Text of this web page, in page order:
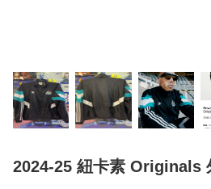
2024-25 紐卡素 Originals